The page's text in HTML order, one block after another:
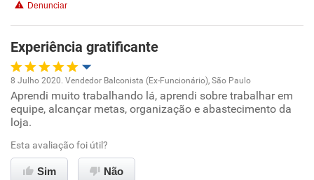
Denunciar
Experiência gratificante
Oportunidade de promoção
Conciliação com a vida familiar
8 Julho 2020. Vendedor Balconista (Ex-Funcionário), São Paulo
Aprendi muito trabalhando lá, aprendi sobre trabalhar em
equipe, alcançar metas, organização e abastecimento da
loja.
Esta avaliação foi útil?
Sim Não